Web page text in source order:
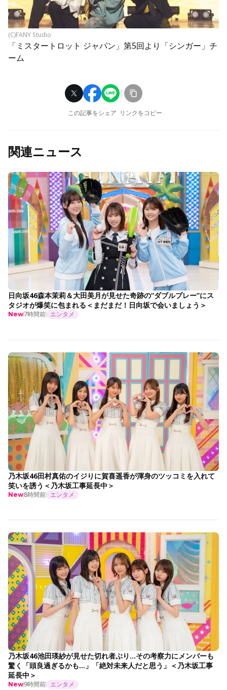
(C)FANY Studio
「ミスタートロット ジャパン」第5回より「シンガー」チ
ーム
この記事をシェア リンクをコピー
関連ニュース
日向坂46森本茉莉＆大田美月が見せた奇跡の“ダブルプレー”にス
タジオが爆笑に包まれる＜まだまだ！日向坂で会いましょう＞
New7時間前 エンタメ
乃木坂46田村真佑のイジりに賀喜遥香が渾身のツッコミを入れて
笑いを誘う＜乃木坂工事延長中＞
New8時間前 エンタメ
乃木坂46池田瑛紗が見せた切れ者ぶり…その考察力にメンバーも
驚く「頭良過ぎるかも…」「絶対未来人だと思う」＜乃木坂工事
延長中＞
New9時間前 エンタメ